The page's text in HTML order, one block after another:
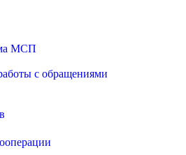
МСП
с обращениями